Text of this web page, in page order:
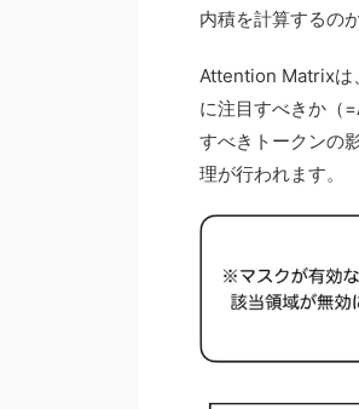
内積を計算するの
Attention Matrixは
に注目すべきか（
すべきトークンの
理が行われます。